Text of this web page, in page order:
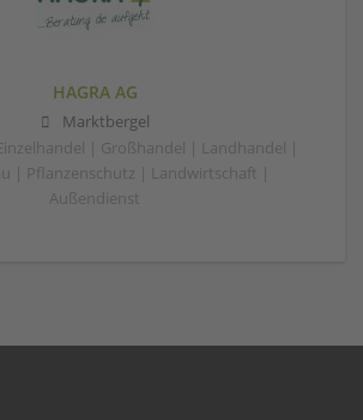
HAGRA AG
Marktbergel
| Großhandel | Landhandel |
| Pflanzenschutz | Landwirtschaft |
Außendienst